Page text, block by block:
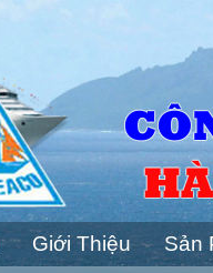
Giới Thiệu Sản